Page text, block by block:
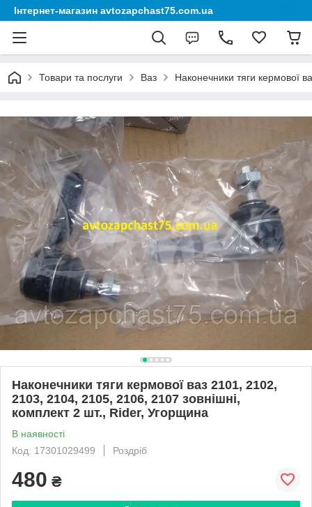
Інтернет-магазин avtozapchast75.com.ua
Товари та послуги Ваз Наконечники тяги кермової
Наконечники тяги кермової ваз 2101, 2102,
2103, 2104, 2105, 2106, 2107 зовнішні,
комплект 2 шт., Rider, Угорщина
В наявності
Код: 17301029499
Роздріб
480 ₴